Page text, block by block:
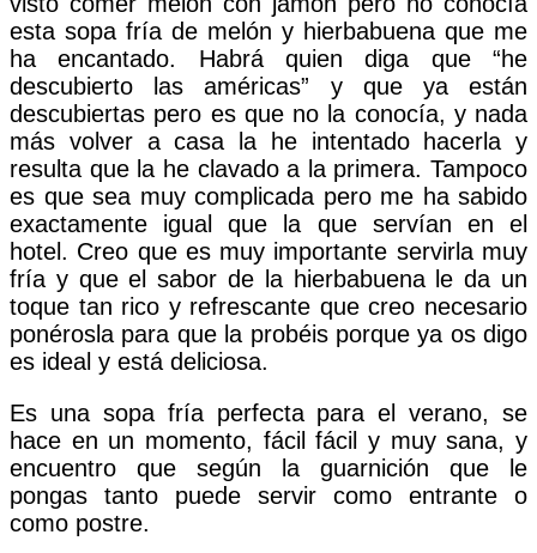
esta sopa fría de melón y hierbabuena que me
ha encantado. Habrá quien diga que “he
descubierto las américas” y que ya están
descubiertas pero es que no la conocía, y nada
más volver a casa la he intentado hacerla y
resulta que la he clavado a la primera. Tampoco
es que sea muy complicada pero me ha sabido
exactamente igual que la que servían en el
hotel. Creo que es muy importante servirla muy
fría y que el sabor de la hierbabuena le da un
toque tan rico y refrescante que creo necesario
ponérosla para que la probéis porque ya os digo
es ideal y está deliciosa.
Es una sopa fría perfecta para el verano, se
hace en un momento, fácil fácil y muy sana, y
encuentro que según la guarnición que le
pongas tanto puede servir como entrante o
como postre.